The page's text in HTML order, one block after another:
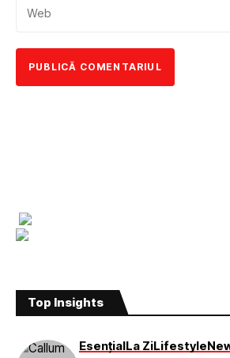
Top Insights
EsențialLa ZiLifestyle